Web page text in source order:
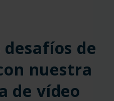
de
nuestra
de vídeo